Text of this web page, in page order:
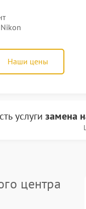
Наши цены
услугизамена
центра